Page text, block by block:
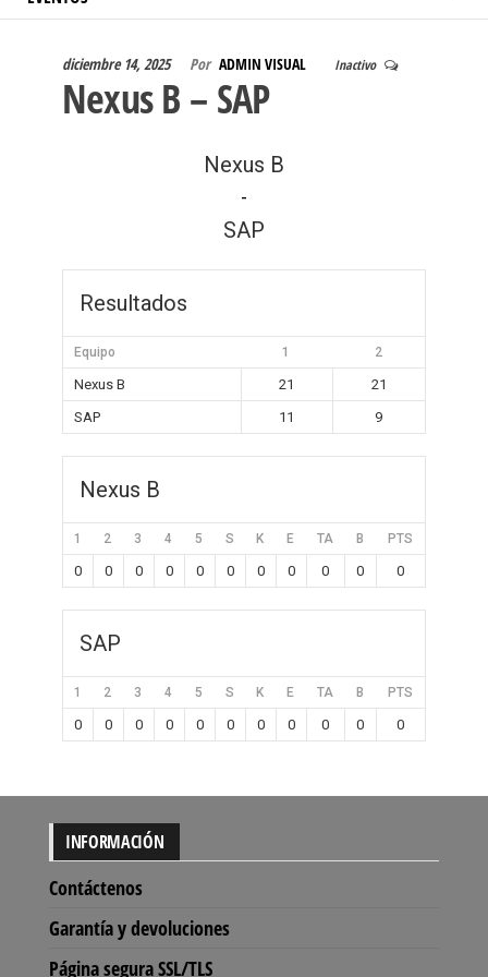
diciembre 14, 2025 Por ADMIN VISUAL Inactivo
Nexus B – SAP
Nexus B
-
SAP
Resultados
Equipo 1 2
Nexus B 21
21
SAP
11 9
Nexus B
1 2 3 4 5 S K E TA B PTS
0 0 0 0 0 0 0 0 0 0 0
SAP
1 2 3 4 5 S K E TA B PTS
0 0 0 0 0 0 0 0 0 0 0
INFORMACIÓN
Contáctenos
Garantía y devoluciones
Página segura SSL/TLS